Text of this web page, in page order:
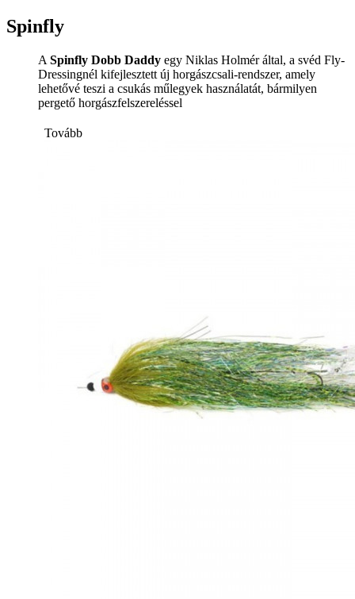
Spinfly
A Spinfly Dobb Daddy egy Niklas Holmér által, a svéd Fly-
Dressingnél kifejlesztett új horgászcsali-rendszer, amely
lehetővé teszi a csukás műlegyek használatát, bármilyen
pergető horgászfelszereléssel
Tovább